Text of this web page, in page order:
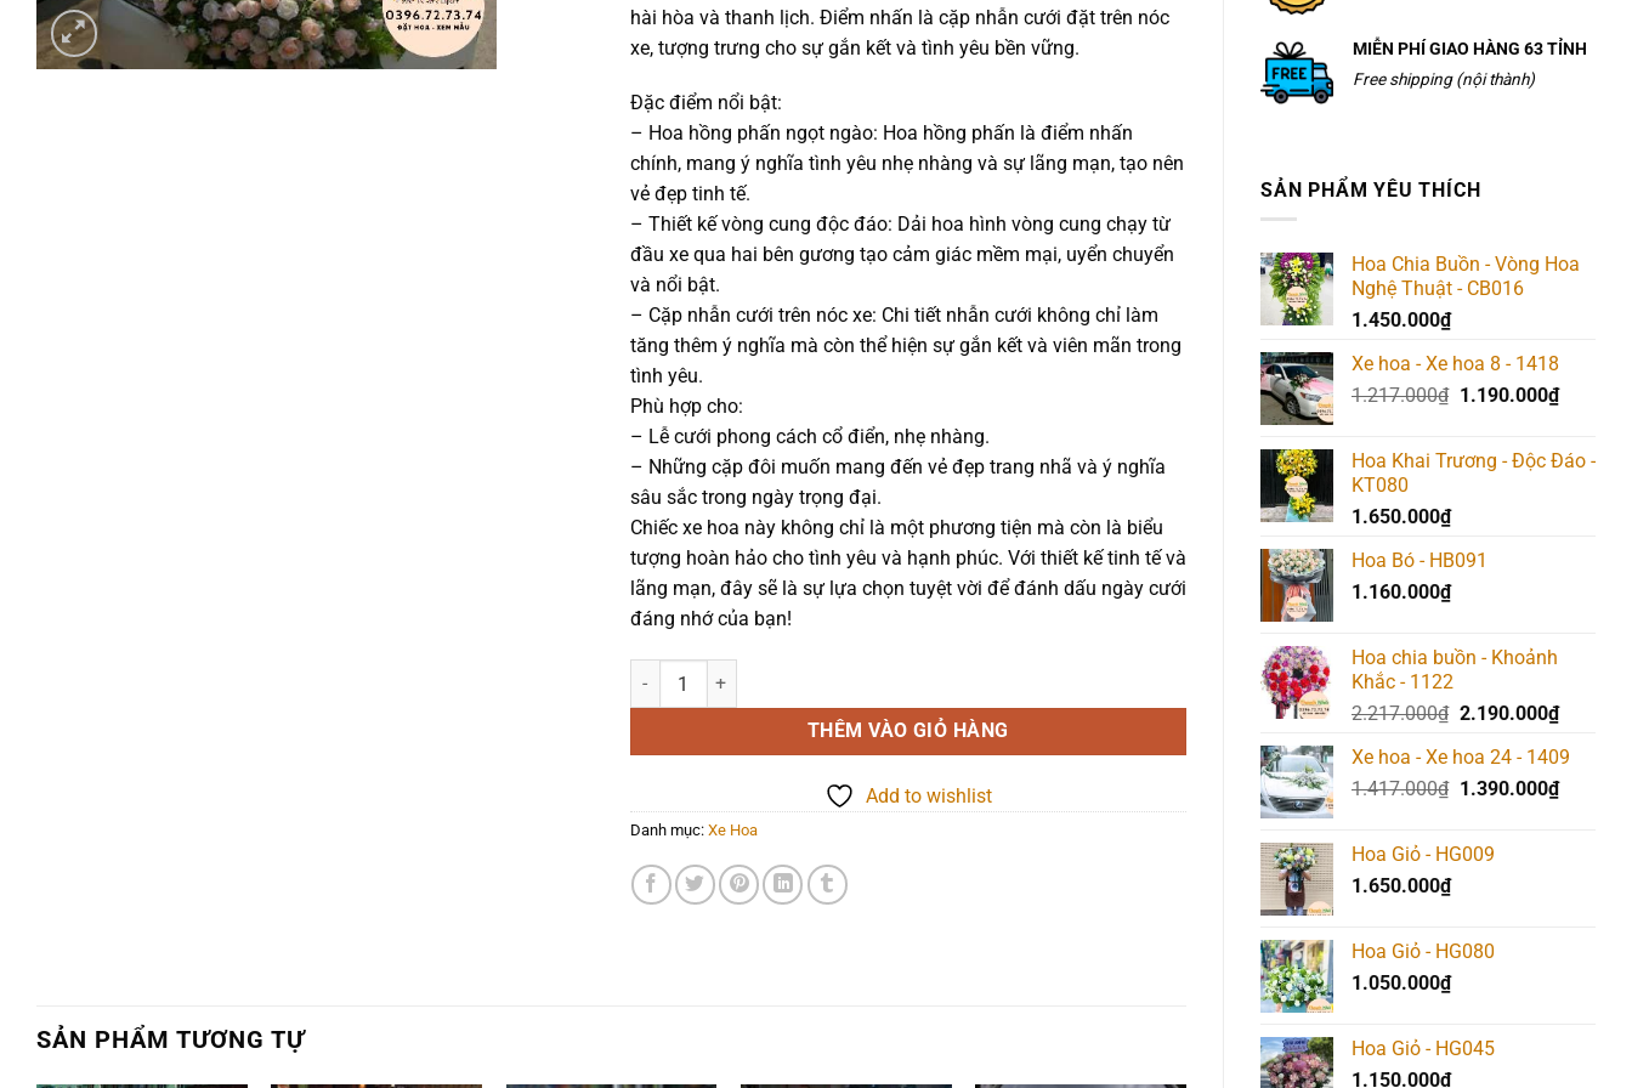
MIỄN PHÍ GIAO HÀNG 63 TỈNH
Free shipping (nội thành)
SẢN PHẨM YÊU THÍCH
Hoa Chia Buồn - Vòng Hoa
Nghệ Thuật - CB016
1.450.000₫
Xe hoa - Xe hoa 8 - 1418
1.217.000₫ Giá
1.217.000₫.
1.190.000₫Giá
là:
Hoa Khai Trương - Độc Đáo -
KT080
1.650.000₫
Hoa Bó - HB091
1.160.000₫
Hoa chia buồn - Khoảnh
Khắc - 1122
2.217.000₫ Giá
là:
2.217.000₫.
2.190.000₫Giá
tại
là:
Xe hoa - Xe hoa 24 - 1409
1.417.000₫ Giá
1.417.000₫.
1.390.000₫Giá
Hoa Giỏ - HG009
1.650.000₫
Hoa Giỏ - HG080
1.050.000₫
Hoa Giỏ - HG045
1.150.000₫
hài hòa và thanh lịch. Điểm nhấn là cặp nhẫn cưới đặt trên nóc
xe, tượng trưng cho sự gắn kết và tình yêu bền vững.
Đặc điểm nổi bật:
– Hoa hồng phấn ngọt ngào: Hoa hồng phấn là điểm nhấn
chính, mang ý nghĩa tình yêu nhẹ nhàng và sự lãng mạn, tạo nên
vẻ đẹp tinh tế.
– Thiết kế vòng cung độc đáo: Dải hoa hình vòng cung chạy từ
đầu xe qua hai bên gương tạo cảm giác mềm mại, uyển chuyển
và nổi bật.
– Cặp nhẫn cưới trên nóc xe: Chi tiết nhẫn cưới không chỉ làm
tăng thêm ý nghĩa mà còn thể hiện sự gắn kết và viên mãn trong
tình yêu.
Phù hợp cho:
– Lễ cưới phong cách cổ điển, nhẹ nhàng.
– Những cặp đôi muốn mang đến vẻ đẹp trang nhã và ý nghĩa
sâu sắc trong ngày trọng đại.
Chiếc xe hoa này không chỉ là một phương tiện mà còn là biểu
tượng hoàn hảo cho tình yêu và hạnh phúc. Với thiết kế tinh tế và
lãng mạn, đây sẽ là sự lựa chọn tuyệt vời để đánh dấu ngày cưới
đáng nhớ của bạn!
Xe hoa - Xe hoa 1 - 1412 số lượng
THÊM VÀO GIỎ HÀNG
Add to wishlist
Danh mục: Xe Hoa
SẢN PHẨM TƯƠNG TỰ